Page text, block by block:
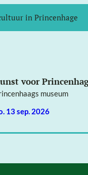
in Princenhage
voor
museum
13 sep. 2026